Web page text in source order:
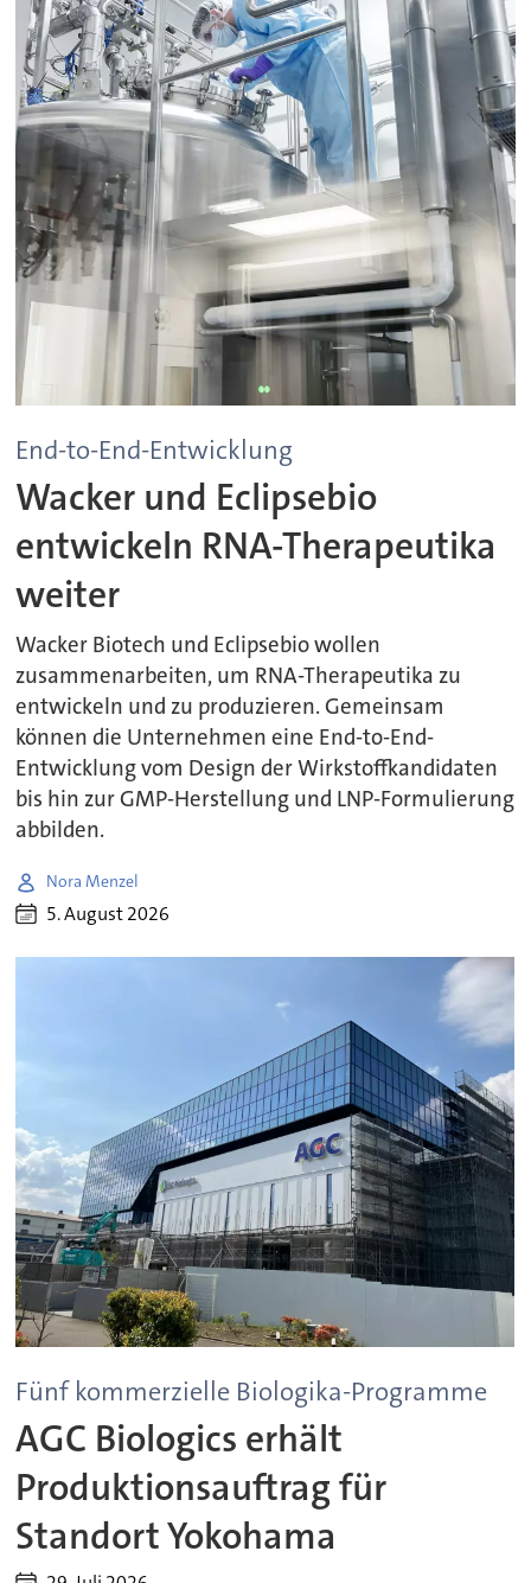
End-to-End-Entwicklung
Wacker und Eclipsebio
entwickeln RNA-Therapeutika
weiter
Wacker Biotech und Eclipsebio wollen
zusammenarbeiten, um RNA-Therapeutika zu
entwickeln und zu produzieren. Gemeinsam
können die Unternehmen eine End-to-End-
Entwicklung vom Design der Wirkstoffkandidaten
bis hin zur GMP-Herstellung und LNP-Formulierung
abbilden.
Nora Menzel
5. August 2026
Fünf kommerzielle Biologika-Programme
AGC Biologics erhält
Produktionsauftrag für
Standort Yokohama